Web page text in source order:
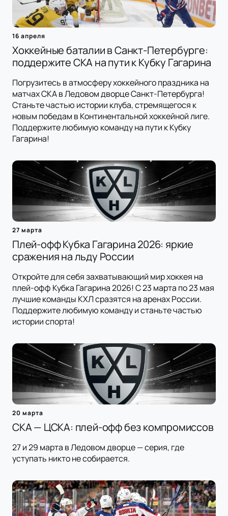
16 апреля
Хоккейные баталии в Санкт-Петербурге:
поддержите СКА на пути к Кубку Гагарина
Погрузитесь в атмосферу хоккейного праздника на
матчах СКА в Ледовом дворце Санкт-Петербурга!
Станьте частью истории клуба, стремящегося к
новым победам в Континентальной хоккейной лиге.
Поддержите любимую команду на пути к Кубку
Гагарина!
27 марта
Плей-офф Кубка Гагарина 2026: яркие
сражения на льду России
Откройте для себя захватывающий мир хоккея на
плей-офф Кубка Гагарина 2026! С 23 марта по 23 мая
лучшие команды КХЛ сразятся на аренах России.
Поддержите любимую команду и станьте частью
истории спорта!
20 марта
СКА — ЦСКА: плей-офф без компромиссов
27 и 29 марта в Ледовом дворце — серия, где
уступать никто не собирается.